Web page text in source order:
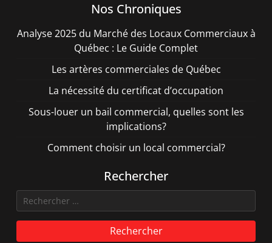
Nos Chroniques
Analyse 2025 du Marché des Locaux Commerciaux à
Québec : Le Guide Complet
Les artères commerciales de Québec
La nécessité du certificat d’occupation
Sous-louer un bail commercial, quelles sont les
implications?
Comment choisir un local commercial?
Rechercher
Rechercher